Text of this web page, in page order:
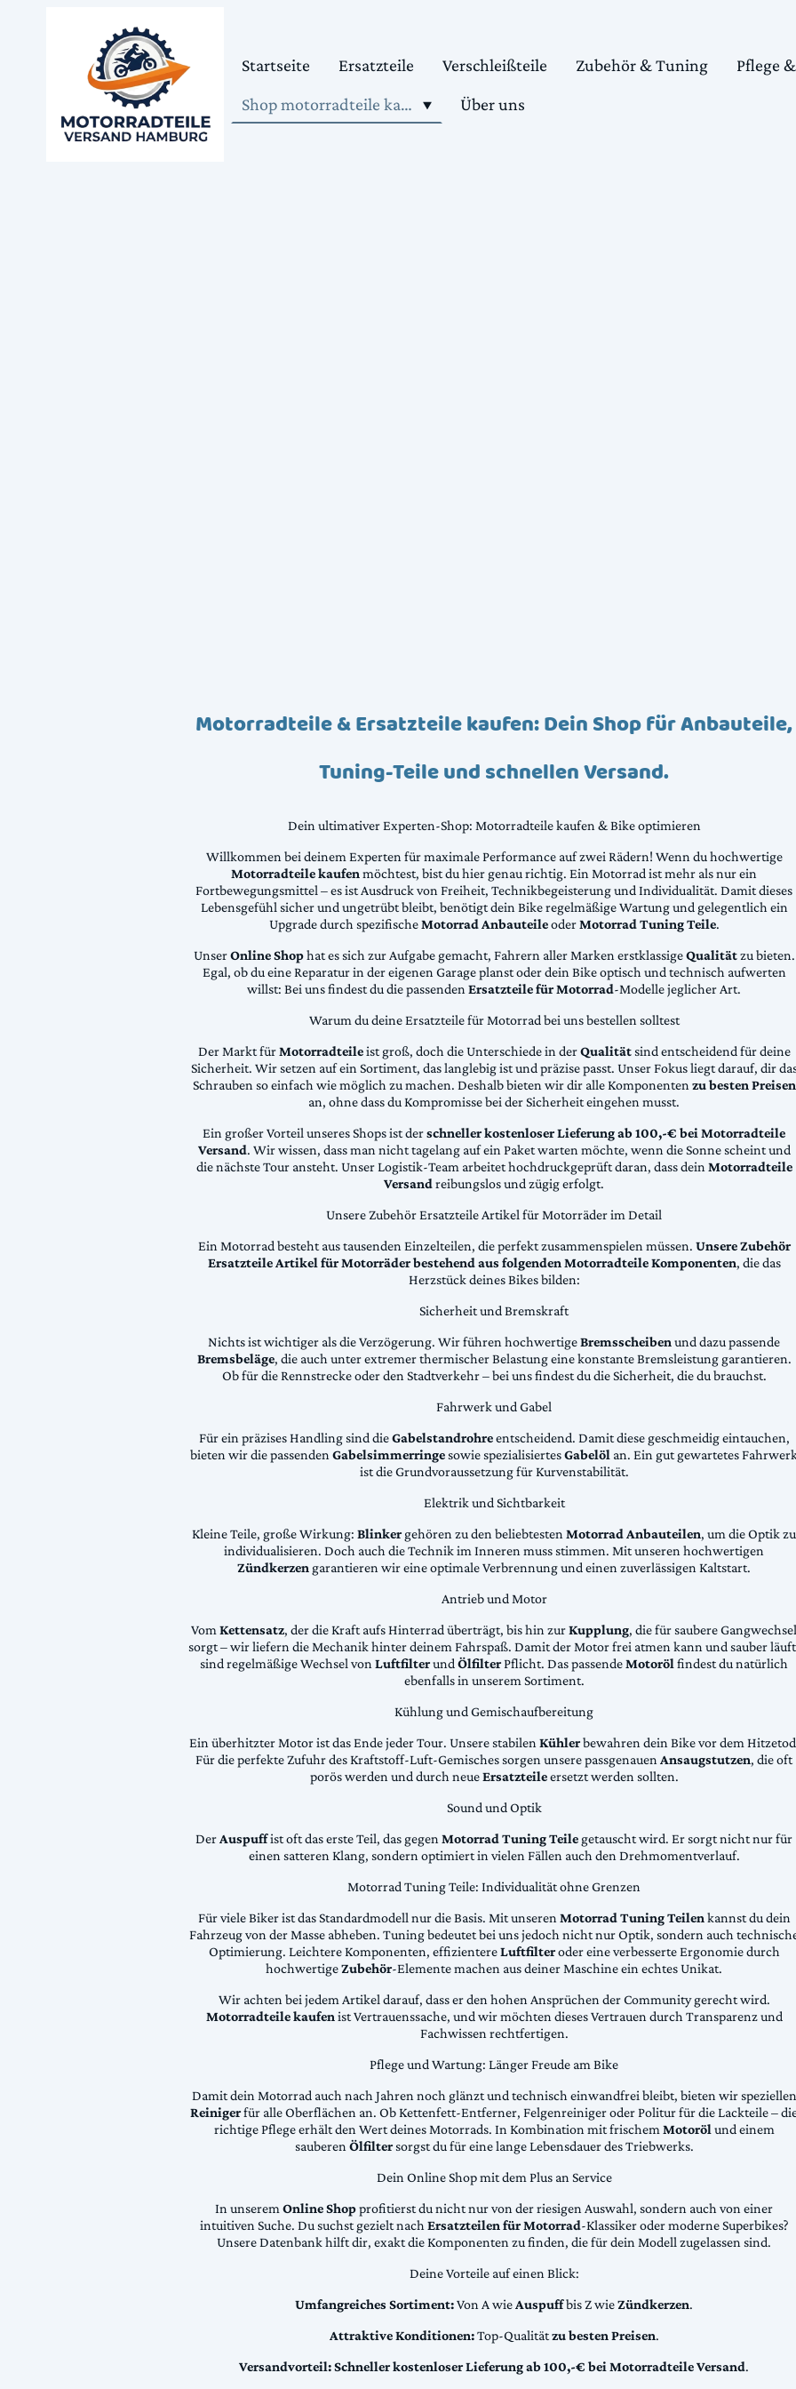
Startseite Ersatzteile Verschleißteile Zubehör & Tuning
Pflege
Shop motorradteile kaufen
Über uns
Motorradteile & Ersatzteile kaufen: Dein Shop für Anbauteile,
Tuning-Teile und schnellen Versand.
Dein ultimativer Experten-Shop: Motorradteile kaufen & Bike optimieren
Willkommen bei deinem Experten für maximale Performance auf zwei Rädern! Wenn du hochwertige
Motorradteile kaufenmöchtest, bist du hier genau richtig. Ein Motorrad ist mehr als nur ein
Fortbewegungsmittel – es ist Ausdruck von Freiheit, Technikbegeisterung und Individualität. Damit dieses
Lebensgefühl sicher und ungetrübt bleibt, benötigt dein Bike regelmäßige Wartung und gelegentlich ein
Upgrade durch spezifischeMotorrad AnbauteileoderMotorrad Tuning Teile.
UnserOnline Shophat es sich zur Aufgabe gemacht, Fahrern aller Marken erstklassigeQualitätzu bieten.
Egal, ob du eine Reparatur in der eigenen Garage planst oder dein Bike optisch und technisch aufwerten
willst: Bei uns findest du die passendenErsatzteile für Motorrad-Modelle jeglicher Art.
Warum du deine Ersatzteile für Motorrad bei uns bestellen solltest
Der Markt fürMotorradteileist groß, doch die Unterschiede in derQualitätsind entscheidend für deine
Sicherheit. Wir setzen auf ein Sortiment, das langlebig ist und präzise passt. Unser Fokus liegt darauf, dir
Schrauben so einfach wie möglich zu machen. Deshalb bieten wir dir alle Komponentenzu besten Preisen
an, ohne dass du Kompromisse bei der Sicherheit eingehen musst.
Ein großer Vorteil unseres Shops ist derschneller kostenloser Lieferung ab 100,-€ bei Motorradteile
Versand. Wir wissen, dass man nicht tagelang auf ein Paket warten möchte, wenn die Sonne scheint und
die nächste Tour ansteht. Unser Logistik-Team arbeitet hochdruckgeprüft daran, dass deinMotorradteile
Versandreibungslos und zügig erfolgt.
Unsere Zubehör Ersatzteile Artikel für Motorräder im Detail
Ein Motorrad besteht aus tausenden Einzelteilen, die perfekt zusammenspielen müssen. Unsere Zubehör
Ersatzteile Artikel für Motorräder bestehend aus folgenden Motorradteile Komponenten, die das
Herzstück deines Bikes bilden:
Sicherheit und Bremskraft
Nichts ist wichtiger als die Verzögerung. Wir führen hochwertigeBremsscheibenund dazu passende
Bremsbeläge, die auch unter extremer thermischer Belastung eine konstante Bremsleistung garantieren.
Ob für die Rennstrecke oder den Stadtverkehr – bei uns findest du die Sicherheit, die du brauchst.
Fahrwerk und Gabel
Für ein präzises Handling sind dieGabelstandrohreentscheidend. Damit diese geschmeidig eintauchen,
bieten wir die passendenGabelsimmerringesowie spezialisiertesGabelöl an. Ein gut gewartetes
ist die Grundvoraussetzung für Kurvenstabilität.
Elektrik und Sichtbarkeit
Kleine Teile, große Wirkung: Blinker gehören zu den beliebtestenMotorrad Anbauteilen, um die Optik zu
individualisieren. Doch auch die Technik im Inneren muss stimmen. Mit unseren hochwertigen
Zündkerzen garantieren wir eine optimale Verbrennung und einen zuverlässigen Kaltstart.
Antrieb und Motor
VomKettensatz, der die Kraft aufs Hinterrad überträgt, bis hin zurKupplung, die für saubere Gangwechsel
sorgt – wir liefern die Mechanik hinter deinem Fahrspaß. Damit der Motor frei atmen kann und sauber
sind regelmäßige Wechsel vonLuftfilterundÖlfilterPflicht. Das passendeMotorölfindest du natürlich
ebenfalls in unserem Sortiment.
Kühlung und Gemischaufbereitung
Ein überhitzter Motor ist das Ende jeder Tour. Unsere stabilenKühlerbewahren dein Bike vor dem
Für die perfekte Zufuhr des Kraftstoff-Luft-Gemisches sorgen unsere passgenauenAnsaugstutzen, die oft
porös werden und durch neueErsatzteileersetzt werden sollten.
Sound und Optik
DerAuspuffist oft das erste Teil, das gegenMotorrad Tuning Teile getauscht wird. Er sorgt nicht nur für
einen satteren Klang, sondern optimiert in vielen Fällen auch den Drehmomentverlauf.
Motorrad Tuning Teile: Individualität ohne Grenzen
Für viele Biker ist das Standardmodell nur die Basis. Mit unserenMotorrad Tuning Teilenkannst du dein
Fahrzeug von der Masse abheben. Tuning bedeutet bei uns jedoch nicht nur Optik, sondern auch
Optimierung. Leichtere Komponenten, effizientereLuftfilteroder eine verbesserte Ergonomie durch
hochwertigeZubehör-Elemente machen aus deiner Maschine ein echtes Unikat.
Wir achten bei jedem Artikel darauf, dass er den hohen Ansprüchen der Community gerecht wird.
Motorradteile kaufenist Vertrauenssache, und wir möchten dieses Vertrauen durch Transparenz und
Fachwissen rechtfertigen.
Pflege und Wartung: Länger Freude am Bike
Damit dein Motorrad auch nach Jahren noch glänzt und technisch einwandfrei bleibt, bieten wir speziellen
Reinigerfür alle Oberflächen an. Ob Kettenfett-Entferner, Felgenreiniger oder Politur für die Lackteile –
richtige Pflege erhält den Wert deines Motorrads. In Kombination mit frischemMotorölund einem
sauberenÖlfiltersorgst du für eine lange Lebensdauer des Triebwerks.
Dein Online Shop mit dem Plus an Service
In unseremOnline Shopprofitierst du nicht nur von der riesigen Auswahl, sondern auch von einer
intuitiven Suche. Du suchst gezielt nachErsatzteilen für Motorrad-Klassiker oder moderne Superbikes?
Unsere Datenbank hilft dir, exakt die Komponenten zu finden, die für dein Modell zugelassen sind.
Deine Vorteile auf einen Blick:
Umfangreiches Sortiment:Von A wieAuspuffbis Z wieZündkerzen.
Attraktive Konditionen:Top-Qualitätzu besten Preisen.
Versandvorteil:Schneller kostenloser Lieferung ab 100,-€ bei Motorradteile Versand.